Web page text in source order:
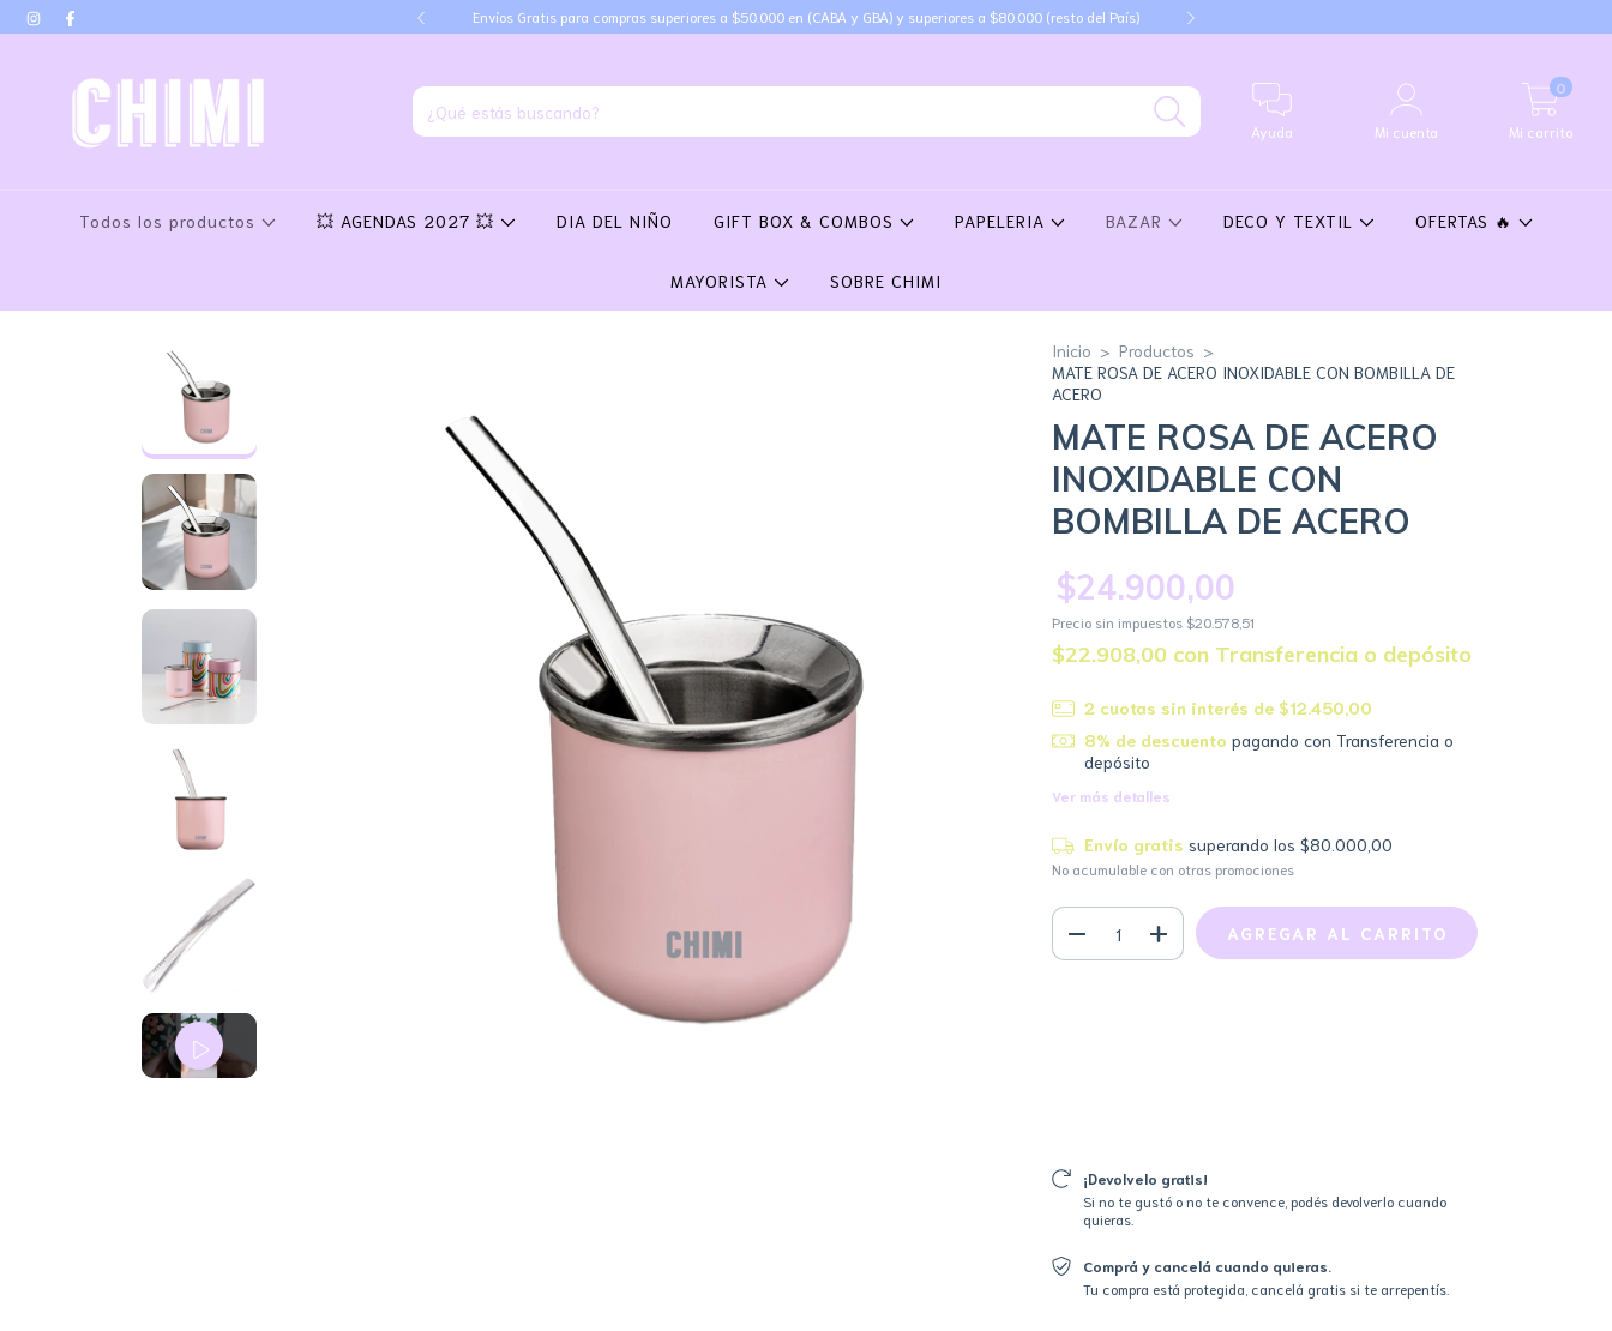
por transferencia Envíos Gratis para compras superiores a $50.000 en (CABA y GBA) y superiores a $80.000 (resto del País)
Ayuda Mi cuenta Mi carrito
0
Todos los productos 💥 AGENDAS 2027 💥 DIA DEL NIÑO GIFT BOX & COMBOS PAPELERIA BAZAR DECO Y TEXTIL OFERTAS 🔥
MAYORISTA SOBRE CHIMI
Inicio > Productos >
MATE ROSA DE ACERO INOXIDABLE CON BOMBILLA DE
ACERO
MATE ROSA DE ACERO
INOXIDABLE CON
BOMBILLA DE ACERO
$24.900,00
Precio sin impuestos $20.578,51
$22.908,00 con Transferencia o depósito
2 cuotas sin interés de $12.450,00
8% de descuento pagando con Transferencia o
depósito
Ver más detalles
Envío gratis superando los $80.000,00
No acumulable con otras promociones
¡Devolvelo gratis!
Si no te gustó o no te convence, podés devolverlo cuando
quieras.
Comprá y cancelá cuando quieras.
Tu compra está protegida, cancelá gratis si te arrepentís.